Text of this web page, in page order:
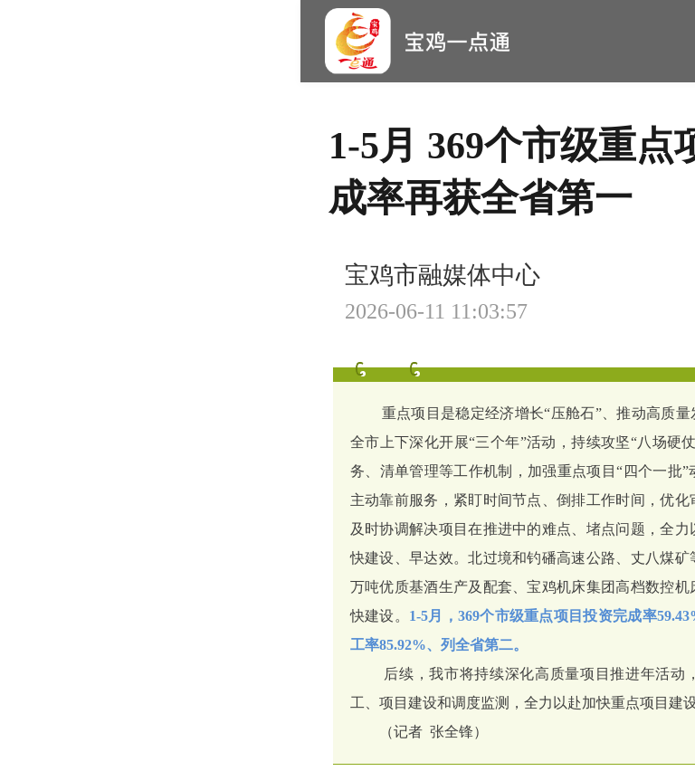
1-5月 369个市级重点
成率再获全省第一
宝鸡市融媒体中心
2026-06-11 11:03:57
重点项目是稳定经济增长“压舱石”、推动高质量
全市上下深化开展“三个年”活动，持续攻坚“八场硬
务、清单管理等工作机制，加强重点项目“四个一批”
主动靠前服务，紧盯时间节点、倒排工作时间，优化
及时协调解决项目在推进中的难点、堵点问题，全力
快建设、早达效。北过境和钓磻高速公路、丈八煤矿
万吨优质基酒生产及配套、宝鸡机床集团高档数控
快建设。 1-5月，369个市级重点项目投资完成率
工率85.92%、列全省第二。
后续，我市将持续深化高质量项目推进年活动
工、项目建设和调度监测，全力以赴加快重点项目建设
（记者 张全锋）